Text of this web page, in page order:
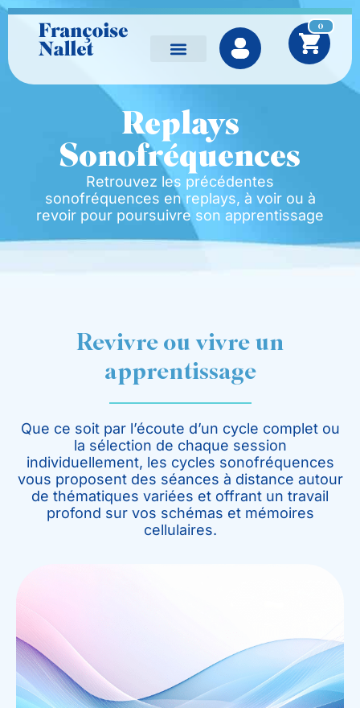
0
Replays
Sonofréquences
Retrouvez les précédentes
sonofréquences en replays, à voir ou à
revoir pour poursuivre son apprentissage
Revivre ou vivre un
apprentissage
Que ce soit par l’écoute d’un cycle complet ou
la sélection de chaque session
individuellement, les cycles sonofréquences
vous proposent des séances à distance autour
de thématiques variées et offrant un travail
profond sur vos schémas et mémoires
cellulaires.